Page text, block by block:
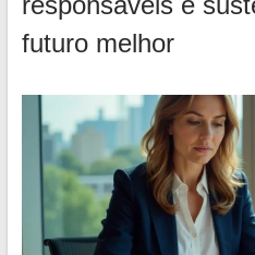
futuro melhor